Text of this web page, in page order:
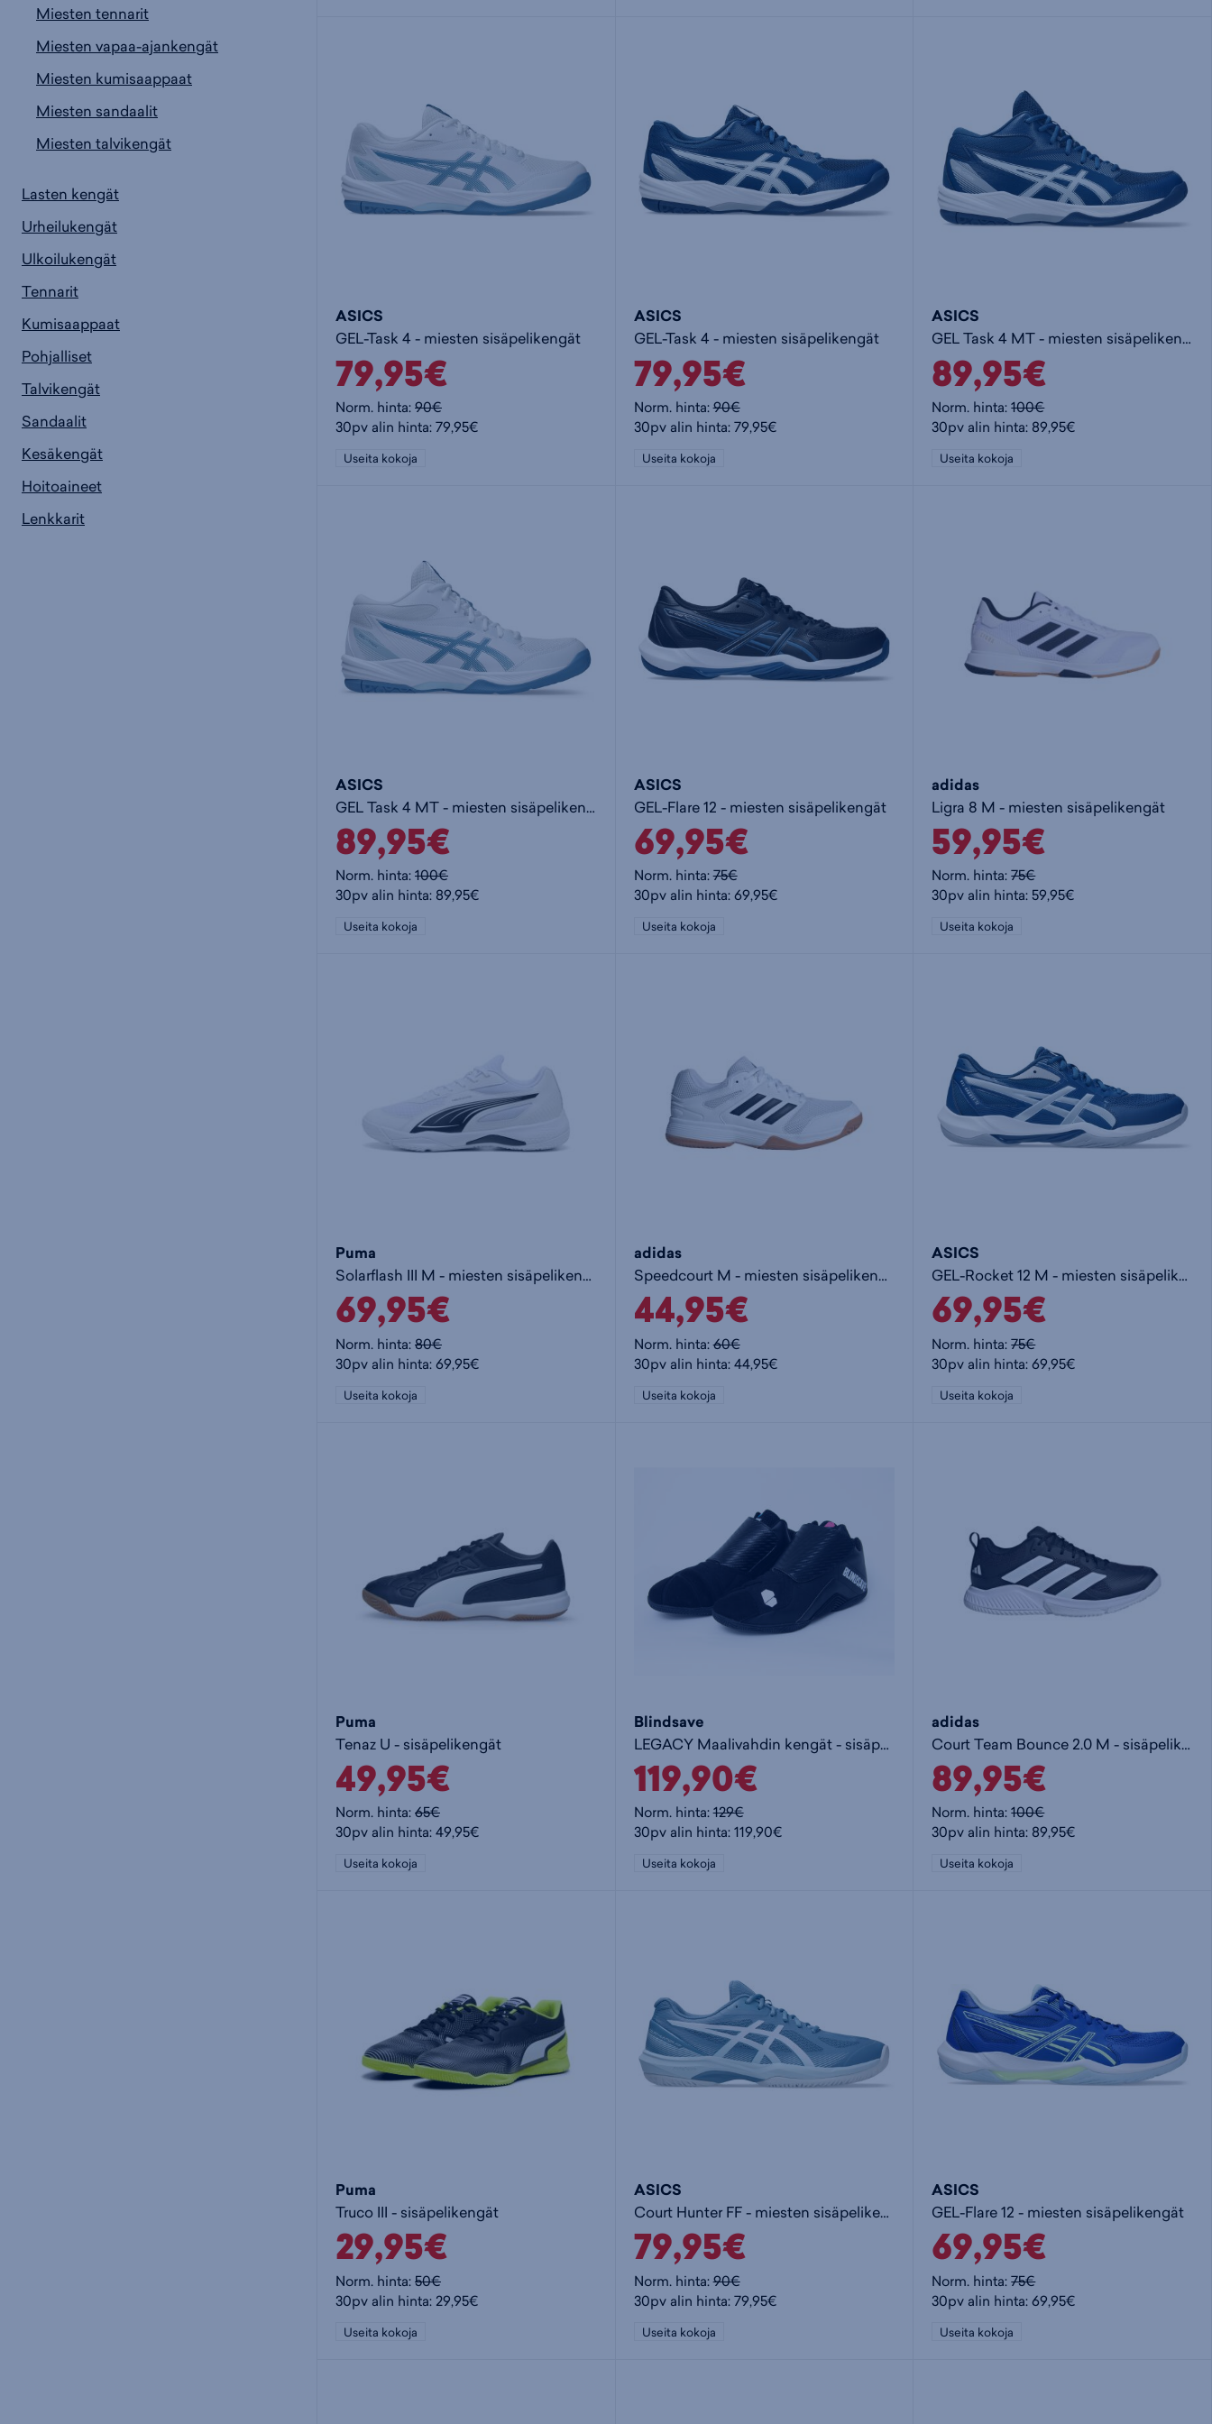
n
: :
Miesten tennarit
Miesten vapaa-ajankengät
Miesten kumisaappaat
Miesten sandaalit
Miesten talvikengät
Lasten kengät
Urheilukengät
Ulkoilukengät
Tennarit
Kumisaappaat
Pohjalliset
Talvikengät
Sandaalit
Kesäkengät
Hoitoaineet
Lenkkarit
ASICS
GEL-Task 4 - miesten sisäpelikengät
79,95€
Norm. hinta:90€
30pv alin hinta: 79,95€
Useita kokoja
ASICS
GEL-Task 4 - miesten sisäpelikengät
79,95€
Norm. hinta:90€
30pv alin hinta: 79,95€
Useita kokoja
ASICS
GEL Task 4 MT - miesten sisäpelikengät
89,95€
Norm. hinta:100€
30pv alin hinta: 89,95€
Useita kokoja
ASICS
GEL Task 4 MT - miesten sisäpelikengät
89,95€
Norm. hinta:100€
30pv alin hinta: 89,95€
Useita kokoja
ASICS
GEL-Flare 12 - miesten sisäpelikengät
69,95€
Norm. hinta:75€
30pv alin hinta: 69,95€
Useita kokoja
adidas
Ligra 8 M - miesten sisäpelikengät
59,95€
Norm. hinta:75€
30pv alin hinta: 59,95€
Useita kokoja
Puma
Solarflash III M - miesten sisäpelikengät
69,95€
Norm. hinta:80€
30pv alin hinta: 69,95€
Useita kokoja
adidas
Speedcourt M - miesten sisäpelikengät
44,95€
Norm. hinta:60€
30pv alin hinta: 44,95€
Useita kokoja
ASICS
GEL-Rocket 12 M - miesten sisäpelikengät
69,95€
Norm. hinta:75€
30pv alin hinta: 69,95€
Useita kokoja
Puma
Tenaz U - sisäpelikengät
49,95€
Norm. hinta:65€
30pv alin hinta: 49,95€
Useita kokoja
Blindsave
LEGACY Maalivahdin kengät - sisäpelikengät
119,90€
Norm. hinta:129€
30pv alin hinta: 119,90€
Useita kokoja
adidas
Court Team Bounce 2.0 M - sisäpelikengät
89,95€
Norm. hinta:100€
30pv alin hinta: 89,95€
Useita kokoja
Puma
Truco III - sisäpelikengät
29,95€
Norm. hinta:50€
30pv alin hinta: 29,95€
Useita kokoja
ASICS
Court Hunter FF - miesten sisäpelikengät
79,95€
Norm. hinta:90€
30pv alin hinta: 79,95€
Useita kokoja
ASICS
GEL-Flare 12 - miesten sisäpelikengät
69,95€
Norm. hinta:75€
30pv alin hinta: 69,95€
Useita kokoja